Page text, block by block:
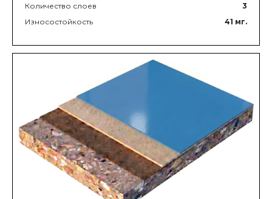
Количество слоев
3
Износостойкость
41 мг.